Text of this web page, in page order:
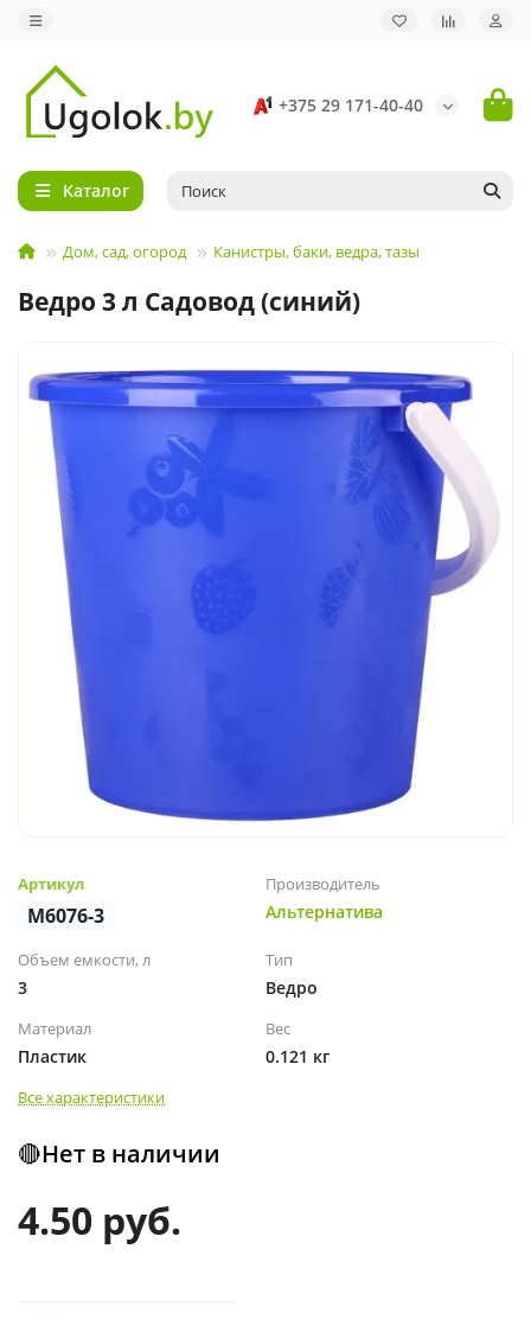
+375 29 171-40-40
Каталог
Дом, сад, огород Канистры, баки, ведра, тазы
Ведро 3 л Садовод (синий)
Артикул
М6076-3
Производитель
Альтернатива
Объем емкости, л
3
Тип
Ведро
Материал
Пластик
Вес
0.121 кг
Все характеристики
🔴Нет в наличии
4.50 руб.